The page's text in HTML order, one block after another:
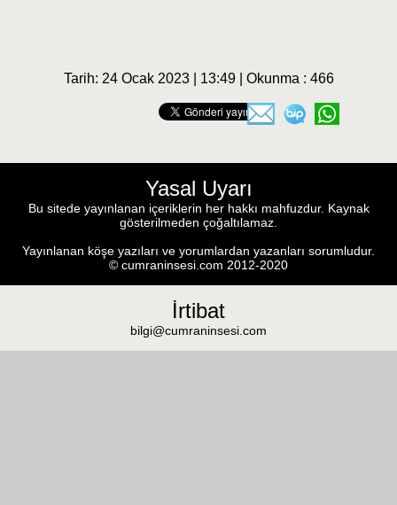
Tarih: 24 Ocak 2023 | 13:49 | Okunma : 466
Yasal Uyarı
Bu sitede yayınlanan içeriklerin her hakkı mahfuzdur. Kaynak
gösterilmeden çoğaltılamaz.
Yayınlanan köşe yazıları ve yorumlardan yazanları sorumludur.
© cumraninsesi.com 2012-2020
İrtibat
bilgi@cumraninsesi.com